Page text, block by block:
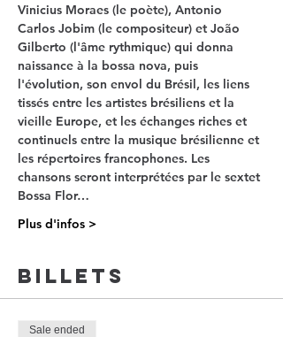
Vinicius Moraes (le poète), Antonio
Carlos Jobim (le compositeur) et João
Gilberto (l'âme rythmique) qui donna
naissance à la bossa nova, puis
l'évolution, son envol du Brésil, les liens
tissés entre les artistes brésiliens et la
vieille Europe, et les échanges riches et
continuels entre la musique brésilienne et
les répertoires francophones. Les
chansons seront interprétées par le sextet
Bossa Flor…
Plus d'infos >
Billets
Sale ended